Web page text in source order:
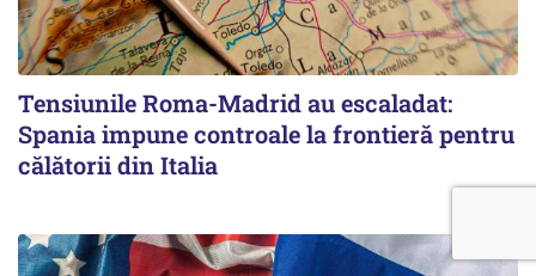
Tensiunile Roma-Madrid au escaladat:
Spania impune controale la frontieră pentru
călătorii din Italia